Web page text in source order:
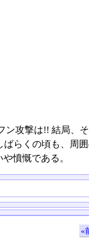
攻撃は!! 結局、
らくの頃も、周
憤慨である。
«